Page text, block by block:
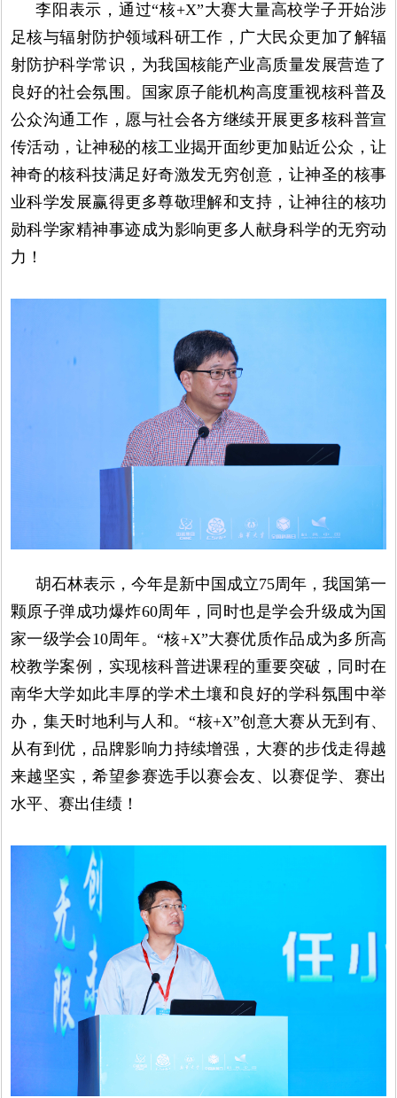
李阳表示，通过“核+X”大赛大量高校学子开始涉
足核与辐射防护领域科研工作，广大民众更加了解辐
射防护科学常识，为我国核能产业高质量发展营造了
良好的社会氛围。国家原子能机构高度重视核科普及
公众沟通工作，愿与社会各方继续开展更多核科普宣
传活动，让神秘的核工业揭开面纱更加贴近公众，让
神奇的核科技满足好奇激发无穷创意，让神圣的核事
业科学发展赢得更多尊敬理解和支持，让神往的核功
勋科学家精神事迹成为影响更多人献身科学的无穷动
力！
胡石林表示，今年是新中国成立75周年，我国第一
颗原子弹成功爆炸60周年，同时也是学会升级成为国
家一级学会10周年。“核+X”大赛优质作品成为多所高
校教学案例，实现核科普进课程的重要突破，同时在
南华大学如此丰厚的学术土壤和良好的学科氛围中举
办，集天时地利与人和。“核+X”创意大赛从无到有、
从有到优，品牌影响力持续增强，大赛的步伐走得越
来越坚实，希望参赛选手以赛会友、以赛促学、赛出
水平、赛出佳绩！